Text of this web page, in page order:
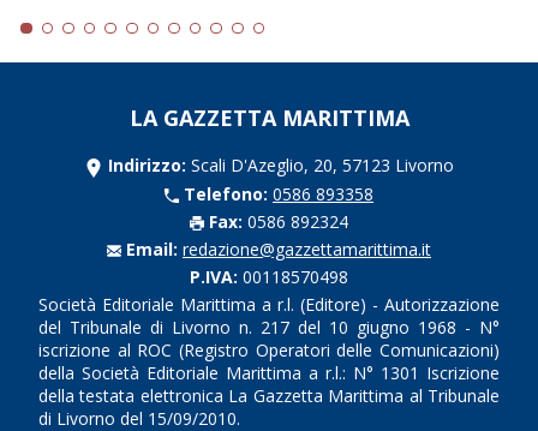
LA GAZZETTA MARITTIMA
Indirizzo: Scali D'Azeglio, 20, 57123 Livorno
Telefono: 0586 893358
Fax: 0586 892324
Email: redazione@gazzettamarittima.it
P.IVA: 00118570498
Società Editoriale Marittima a r.l. (Editore) - Autorizzazione
del Tribunale di Livorno n. 217 del 10 giugno 1968 - N°
iscrizione al ROC (Registro Operatori delle Comunicazioni)
della Società Editoriale Marittima a r.l.: N° 1301 Iscrizione
della testata elettronica La Gazzetta Marittima al Tribunale
di Livorno del 15/09/2010.